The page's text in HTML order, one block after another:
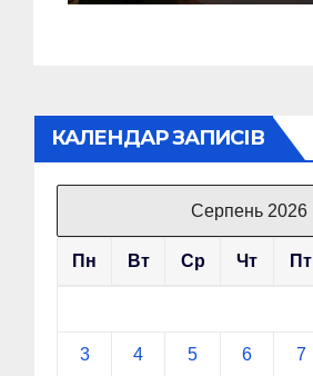
КАЛЕНДАР ЗАПИСІВ
Серпень 2026
Пн Вт Ср Чт Пт
3 4 5 6 7